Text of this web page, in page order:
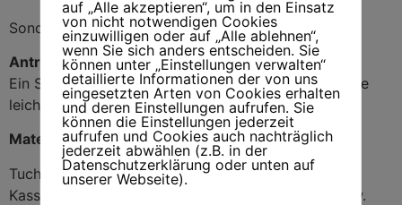
Sonderfarben auf Anfrage
Antriebsarten
Ein Schneckengetriebe mit Handkurbel sorgt für eine
leichte manuelle Bedienung.
Material/Verarbeitung
Tuchwelle aus sendzimirverzinktem Stahl
Kassette und Ausfallprofil in Aluminium eloxiert bzw.
auf „Alle akzeptieren“, um in den Einsatz
von nicht notwendigen Cookies
einzuwilligen oder auf „Alle ablehnen“,
wenn Sie sich anders entscheiden. Sie
können unter „Einstellungen verwalten“
detaillierte Informationen der von uns
eingesetzten Arten von Cookies erhalten
und deren Einstellungen aufrufen. Sie
können die Einstellungen jederzeit
aufrufen und Cookies auch nachträglich
jederzeit abwählen (z.B. in der
Datenschutzerklärung oder unten auf
unserer Webseite).